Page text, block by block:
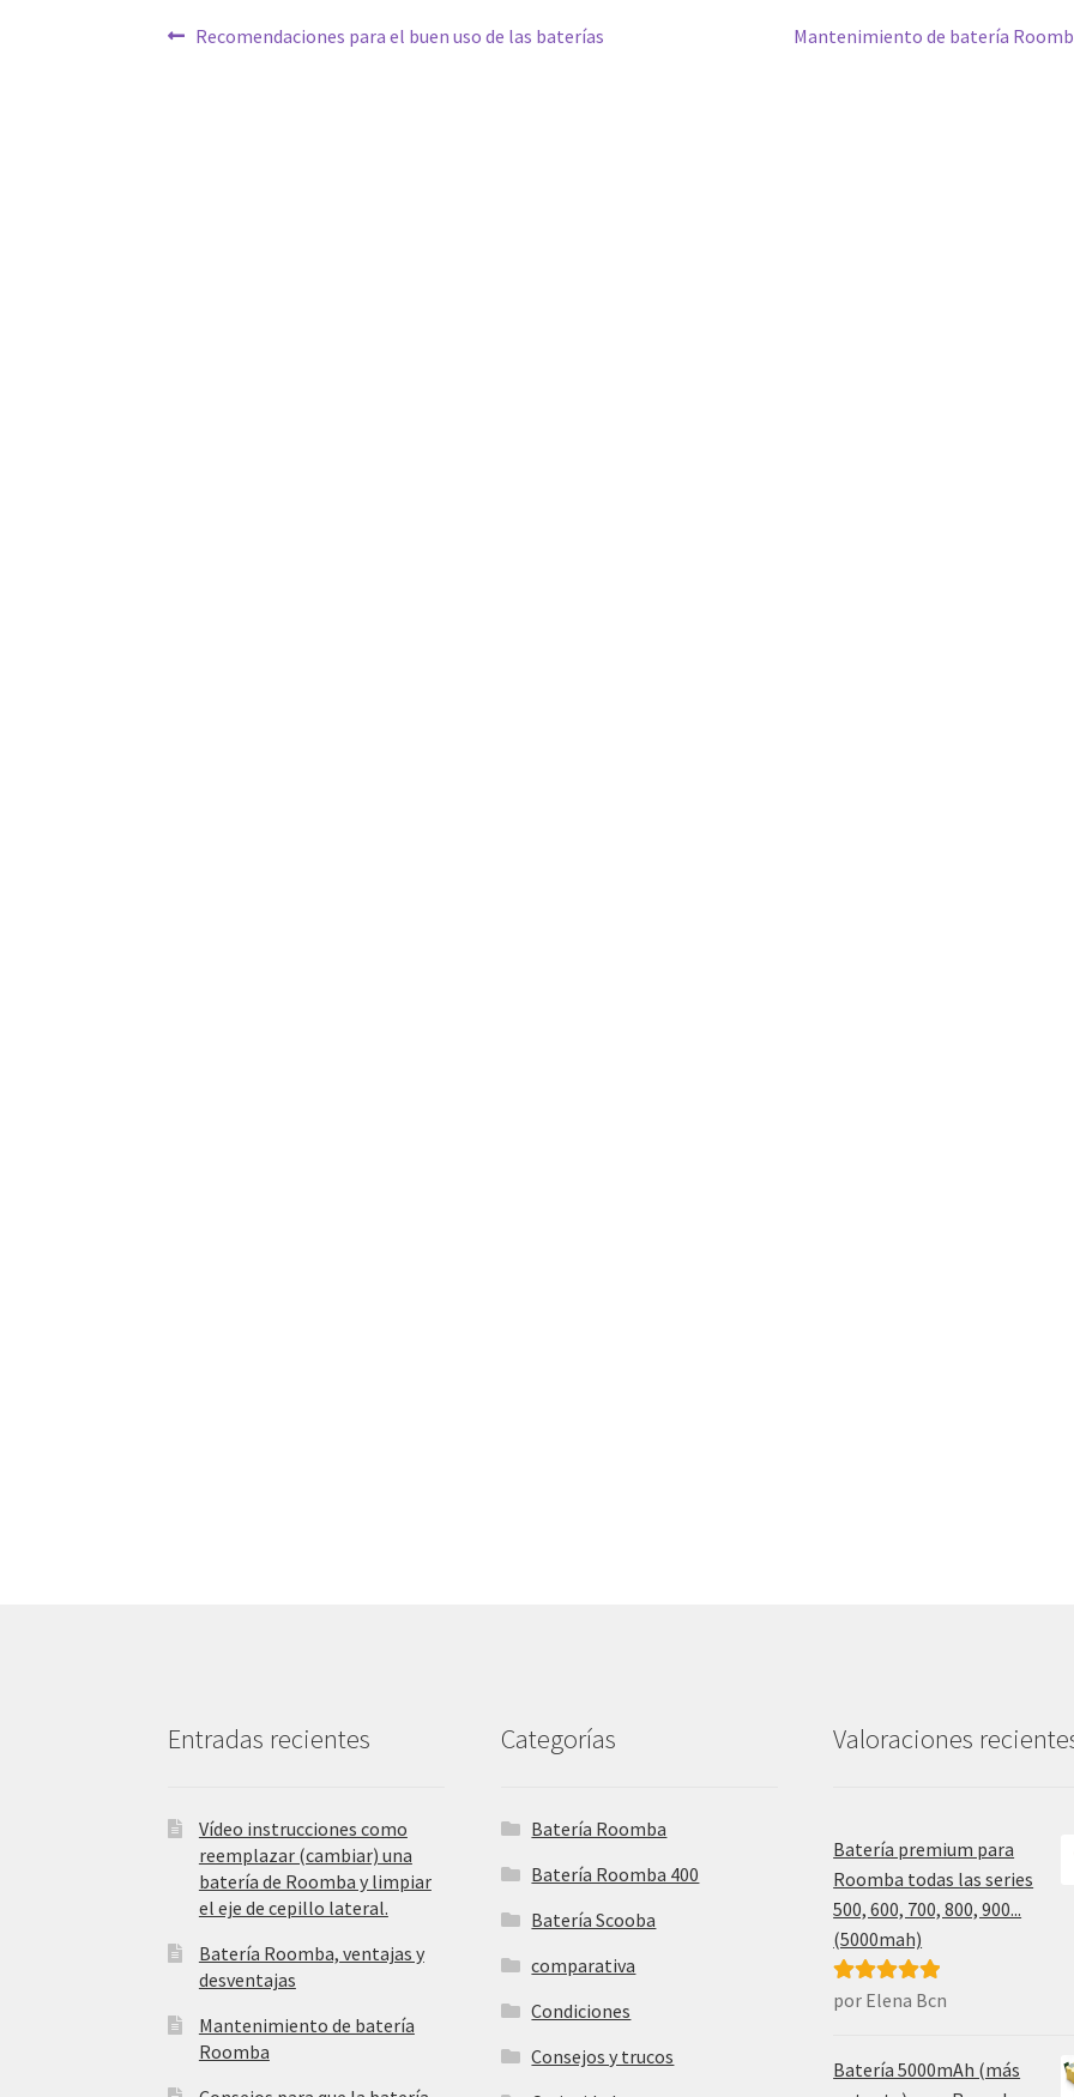
Navegación
Anterior:
Recomendaciones para el buen uso de las baterías Siguiente:
Mantenimiento de batería
Entradas recientes
Vídeo instrucciones como
reemplazar (cambiar) una
batería de Roomba y limpiar
el eje de cepillo lateral.
Batería Roomba, ventajas y
desventajas
Mantenimiento de batería
Roomba
Categorías
Batería Roomba
Batería Roomba 400
Batería Scooba
comparativa
Condiciones
Consejos y trucos
Valoraciones
Batería premium para
Roomba todas las series
500, 600, 700, 800, 900...
(5000mah)
Valorado con
por Elena Bcn
Batería 5000mAh (más